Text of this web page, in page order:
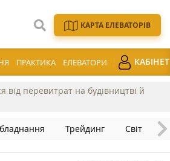
КАРТА ЕЛЕВАТОРІВ
ПРАКТИКА ЕЛЕВАТОРИ КАБІНЕТ
від перевитрат на будівництві й
Трейдинг Світ